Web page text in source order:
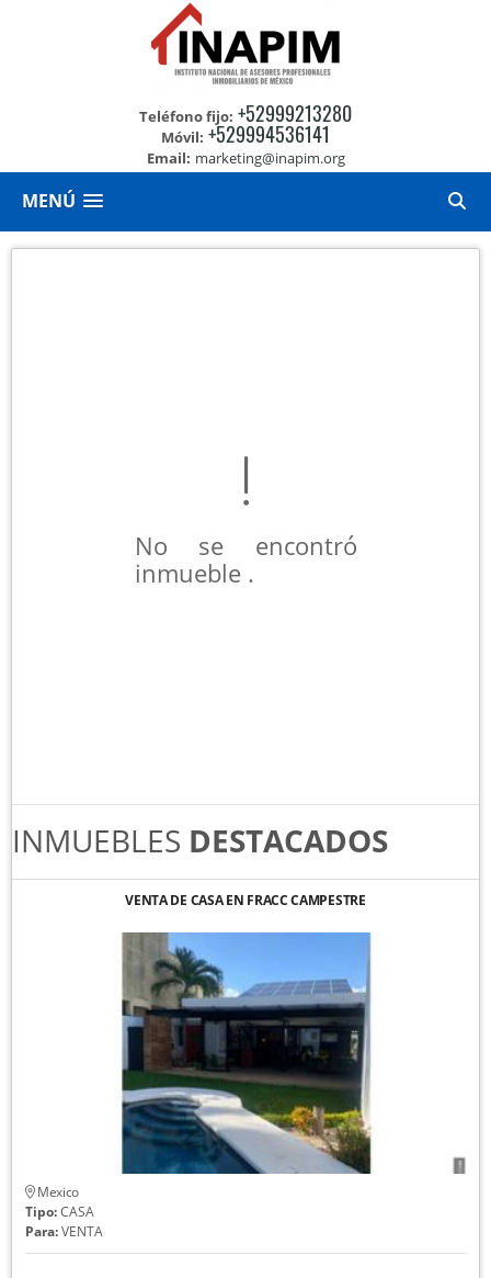
Teléfono fijo: +52999213280
Móvil: +529994536141
Email: marketing@inapim.org
MENÚ
No se encontró
inmueble .
INMUEBLES DESTACADOS
VENTA DE CASA EN FRACC CAMPESTRE
Mexico
Tipo:CASA
Para:VENTA